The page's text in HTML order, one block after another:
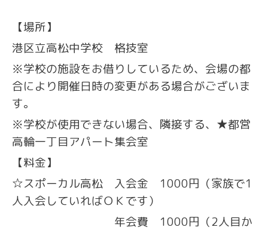
【場所】
港区立高松中学校 格技室
※学校の施設をお借りしているため、会場の都
合により開催日時の変更がある場合がございま
す。
※学校が使用できない場合、隣接する、★都営
高輪一丁目アパート集会室
【料金】
☆スポーカル高松 入会金 1000円（家族で1
人入会していればＯＫです）
年会費 1000円（2人目か